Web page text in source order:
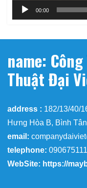
00:00
name:
Thuật Đại
address : 182/13/40/
Hưng Hòa B, Bình
email:
telephone:
WebSite: https://